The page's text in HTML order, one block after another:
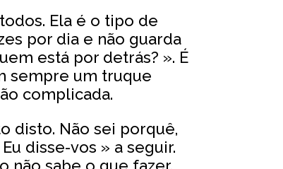
Ela é o tipo de
por dia e não guarda
está por detrás? ». É
sempre um truque
complicada.
disto. Não sei porquê,
disse-vos » a seguir.
não sabe o que fazer.